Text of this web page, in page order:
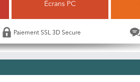
Écrans PC
Paiement SSL 3D Secure